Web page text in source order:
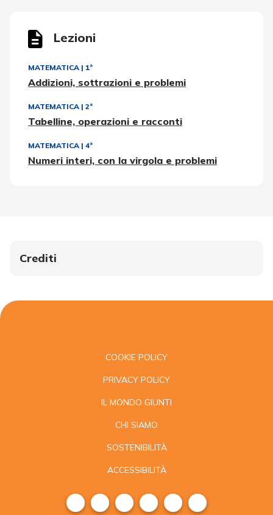
Lezioni
MATEMATICA | 1ª
Addizioni, sottrazioni e problemi
MATEMATICA | 2ª
Tabelline, operazioni e racconti
MATEMATICA | 4ª
Numeri interi, con la virgola e problemi
Crediti
COOKIE POLICY
PRIVACY POLICY
IL MONDO GIUNTI
CHI SIAMO
SOSTENIBILITÀ
ACCESSIBILITÀ